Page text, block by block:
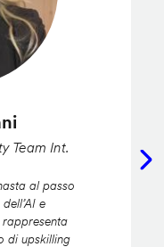
Team Int.
al passo
e
rappresenta
di upskilling